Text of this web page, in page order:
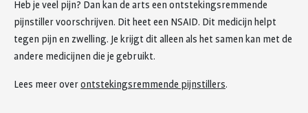
Heb je veel pijn? Dan kan de arts een ontstekingsremmende
pijnstiller voorschrijven. Dit heet een NSAID. Dit medicijn helpt
tegen pijn en zwelling. Je krijgt dit alleen als het samen kan met de
andere medicijnen die je gebruikt.
Lees meer overontstekingsremmende pijnstillers.